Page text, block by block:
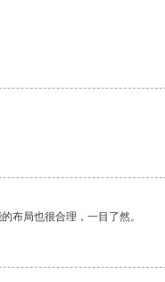
布局也很合理，一目了然。